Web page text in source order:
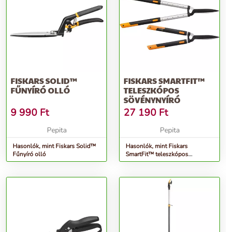
FISKARS SOLID™
FŰNYÍRÓ OLLÓ
9 990 Ft
Pepita
Hasonlók, mint Fiskars Solid™
Fűnyíró olló
FISKARS SMARTFIT™
TELESZKÓPOS
SÖVÉNYNYÍRÓ
27 190 Ft
Pepita
Hasonlók, mint Fiskars
SmartFit™ teleszkópos
Sövénynyíró